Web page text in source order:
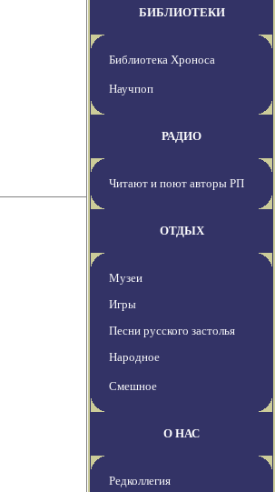
БИБЛИОТЕКИ
Библиотека Хроноса
Научпоп
РАДИО
Читают и поют авторы РП
ОТДЫХ
Музеи
Игры
Песни русского застолья
Народное
Смешное
О НАС
Редколлегия